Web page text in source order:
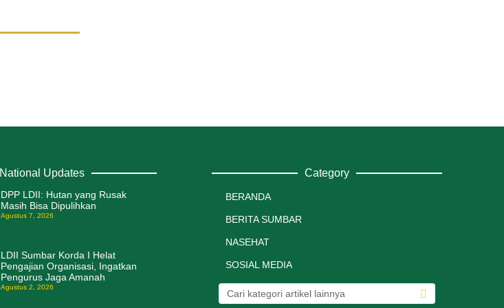
National Updates
DPP LDII: Hutan yang Rusak
Masih Bisa Dipulihkan
Agustus 7, 2026
LDII Sumbar Korda I Helat
Pengajian Organisasi, Ingatkan
Pengurus Jaga Amanah
Agustus 2, 2026
Category
BERANDA
BERITA SUMBAR
NASEHAT
SOSIAL MEDIA